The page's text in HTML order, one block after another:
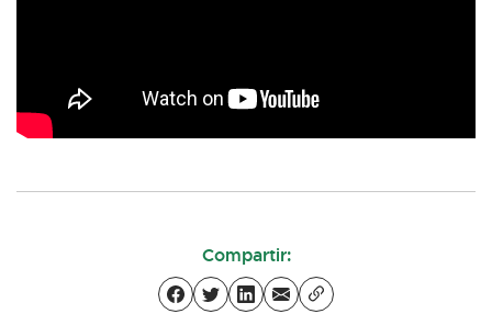
Compartir: